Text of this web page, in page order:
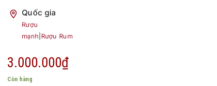
Quốc gia
Rượu
mạnh Rượu Rum
3.000.000₫
Còn hàng